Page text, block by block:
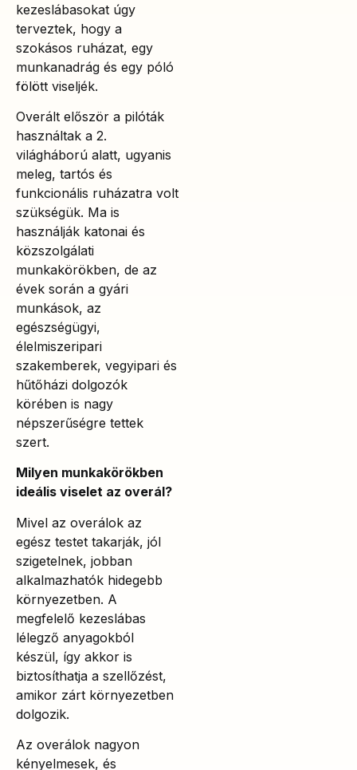
kezeslábasokat úgy
terveztek, hogy a
szokásos ruházat, egy
munkanadrág és egy póló
fölött viseljék.
Overált először a pilóták
használtak a 2.
világháború alatt, ugyanis
meleg, tartós és
funkcionális ruházatra volt
szükségük. Ma is
használják katonai és
közszolgálati
munkakörökben, de az
évek során a gyári
munkások, az
egészségügyi,
élelmiszeripari
szakemberek, vegyipari és
hűtőházi dolgozók
körében is nagy
népszerűségre tettek
szert.
Milyen munkakörökben
ideális viselet az overál?
Mivel az overálok az
egész testet takarják, jól
szigetelnek, jobban
alkalmazhatók hidegebb
környezetben. A
megfelelő kezeslábas
lélegző anyagokból
készül, így akkor is
biztosíthatja a szellőzést,
amikor zárt környezetben
dolgozik.
Az overálok nagyon
kényelmesek, és